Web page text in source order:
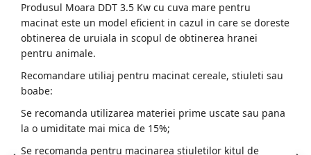
Produsul Moara DDT 3.5 Kw cu cuva mare pentru
macinat este un model eficient in cazul in care se doreste
obtinerea de uruiala in scopul de obtinerea hranei
pentru animale.
Recomandare utiliaj pentru macinat cereale, stiuleti sau
boabe:
Se recomanda utilizarea materiei prime uscate sau pana
la o umiditate mai mica de 15%;
Se recomanda pentru macinarea stiuletilor kitul de